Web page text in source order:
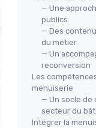
— Une
publics
— Des
du métier
— Un
reconversion
Les
menuiserie
— Un socle de
secteur du
Intégrer la